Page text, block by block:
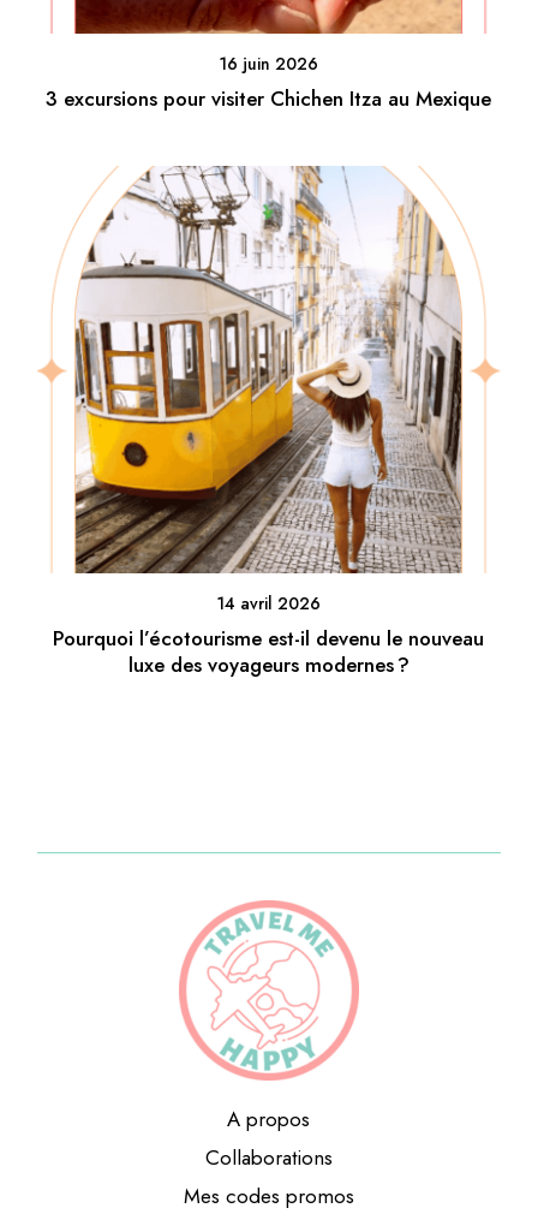
16 juin 2026
3 excursions pour visiter Chichen Itza au Mexique
14 avril 2026
Pourquoi l’écotourisme est-il devenu le nouveau
luxe des voyageurs modernes ?
A propos
Collaborations
Mes codes promos